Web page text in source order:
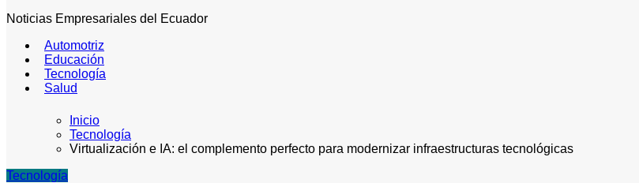
Noticias Empresariales del Ecuador
Automotriz
Educación
Tecnología
Salud
Inicio
Tecnología
Virtualización e IA: el complemento perfecto para modernizar infraestructuras tecnológicas
Tecnología